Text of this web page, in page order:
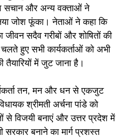
सचान और अन्य वक्ताओं ने
जोश फूंका। नेताओं ने कहा कि
जीवन सदैव गरीबों और शोषितों की
हुए सभी कार्यकर्ताओं को अभी
में जुट जाना है।
तन, मन और धन से एकजुट
श्रीमती अर्चना पांडे को
से विजयी बनाएं और उत्तर प्रदेश में
सरकार बनाने का मार्ग प्रशस्त